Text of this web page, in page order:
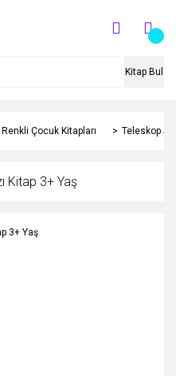
Kitap Bul
Renkli Çocuk Kitapları Teleskop
Kitap 3+ Yaş